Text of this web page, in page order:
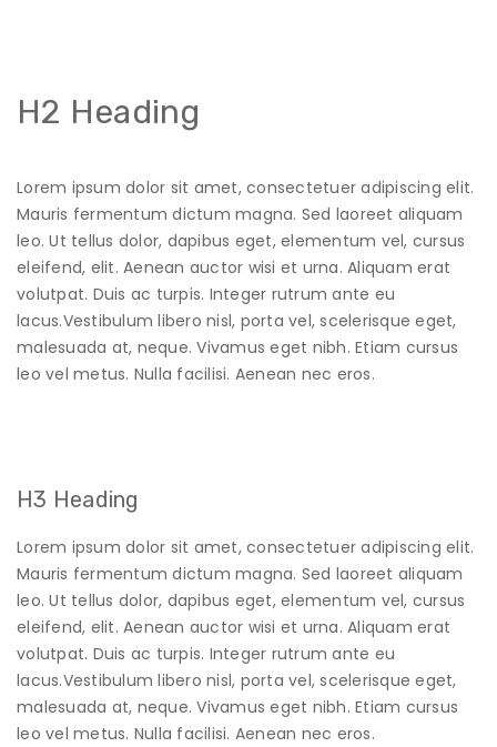
H2 Heading
Lorem ipsum dolor sit amet, consectetuer adipiscing elit.
Mauris fermentum dictum magna. Sed laoreet aliquam
leo. Ut tellus dolor, dapibus eget, elementum vel, cursus
eleifend, elit. Aenean auctor wisi et urna. Aliquam erat
volutpat. Duis ac turpis. Integer rutrum ante eu
lacus.Vestibulum libero nisl, porta vel, scelerisque eget,
malesuada at, neque. Vivamus eget nibh. Etiam cursus
leo vel metus. Nulla facilisi. Aenean nec eros.
H3 Heading
Lorem ipsum dolor sit amet, consectetuer adipiscing elit.
Mauris fermentum dictum magna. Sed laoreet aliquam
leo. Ut tellus dolor, dapibus eget, elementum vel, cursus
eleifend, elit. Aenean auctor wisi et urna. Aliquam erat
volutpat. Duis ac turpis. Integer rutrum ante eu
lacus.Vestibulum libero nisl, porta vel, scelerisque eget,
malesuada at, neque. Vivamus eget nibh. Etiam cursus
leo vel metus. Nulla facilisi. Aenean nec eros.